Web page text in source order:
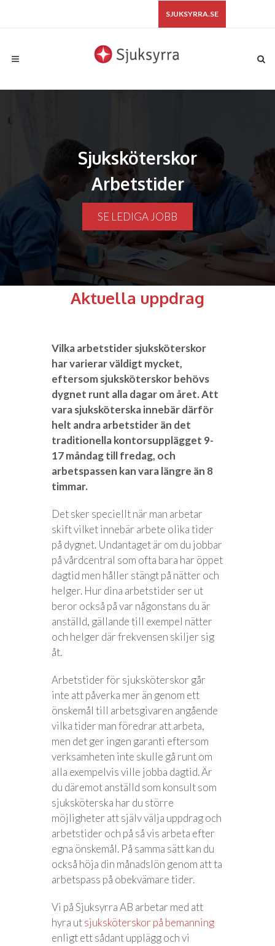
SJUKSYRRA.SE
Sjuksköterskor
Arbetstider
SE LEDIGA JOBB
Aktuella uppdrag
Vilka arbetstider sjuksköterskor
har varierar väldigt mycket,
eftersom sjuksköterskor behövs
dygnet runt alla dagar om året. Att
vara sjuksköterska innebär därför
helt andra arbetstider än det
traditionella kontorsupplägget 9-
17 måndag till fredag, och
arbetspassen kan vara längre än 8
timmar.
Det sker speciellt när man arbetar
skift vilket innebär arbete olika tider
på dygnet. Undantaget är om du jobbar
på vårdcentral som ofta bara har öppet
dagtid men håller stängt på nätter och
helger. Hur dina arbetstider ser ut
beror också på var någonstans du är
anställd, gällande till exempel nätter
och helger där frekvensen skiljer sig
åt.
Arbetstider för sjuksköterskor går
inte att påverka mer än genom ett
önskemål till arbetsgivaren angående
vilka tider man föredrar att arbeta,
men det ger ingen garanti eftersom
verksamheten inte skulle gå runt om
alla exempelvis ville jobba dagtid. Är
du däremot anställd som konsult som
sjuksköterska har du större
möjligheter att själv välja uppdrag och
arbetstider och på så vis arbeta efter
egna önskemål. På samma sätt kan du
också höja din månadslön genom att ta
arbetspass på obekvämare tider.
Vi på Sjuksyrra AB arbetar med att
hyra utsjuksköterskor på bemanning
enligt ett sådant upplägg och vi